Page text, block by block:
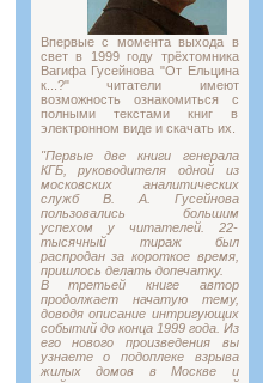
Впервые с момента выхода в
свет в 1999 году трёхтомника
Вагифа Гусейнова "От Ельцина
к...?" читатели имеют
возможность ознакомиться с
полными текстами книг в
электронном виде и скачать их.
"Первые две книги генерала
КГБ, руководителя одной из
московских аналитических
служб В. А. Гусейнова
пользовались большим
успехом у читателей. 22-
тысячный тираж был
распродан за короткое время,
пришлось делать допечатку.
В третьей книге автор
продолжает начатую тему,
доводя описание интригующих
событий до конца 1999 года. Из
его нового произведения вы
узнаете о подоплеке взрыва
жилых домов в Москве и